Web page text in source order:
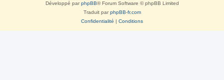
Développé parphpBB® Forum Software © phpBB Limited
Traduit parphpBB-fr.com
Confidentialité | Conditions